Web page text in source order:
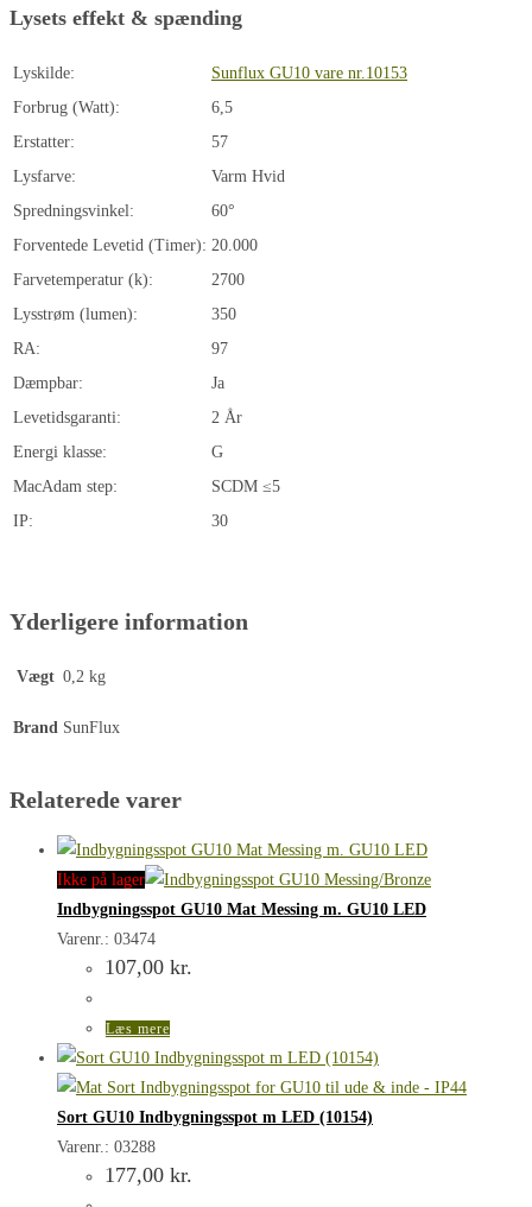
Lysets effekt & spænding
Lyskilde:
Sunflux GU10 vare nr.10153
Forbrug (Watt):
6,5
Erstatter:
57
Lysfarve:
Varm Hvid
Spredningsvinkel:
60°
Forventede Levetid (Timer): 20.000
Farvetemperatur (k):
2700
Lysstrøm (lumen):
350
RA:
97
Dæmpbar:
Ja
Levetidsgaranti:
2 År
Energi klasse:
G
MacAdam step:
SCDM ≤5
IP:
30
Yderligere information
Vægt 0,2 kg
Brand SunFlux
Relaterede varer
Ikke på lager
Indbygningsspot GU10 Mat Messing m. GU10 LED
Varenr.: 03474
107,00 kr.
Læs mere
Sort GU10 Indbygningsspot m LED (10154)
Varenr.: 03288
177,00 kr.